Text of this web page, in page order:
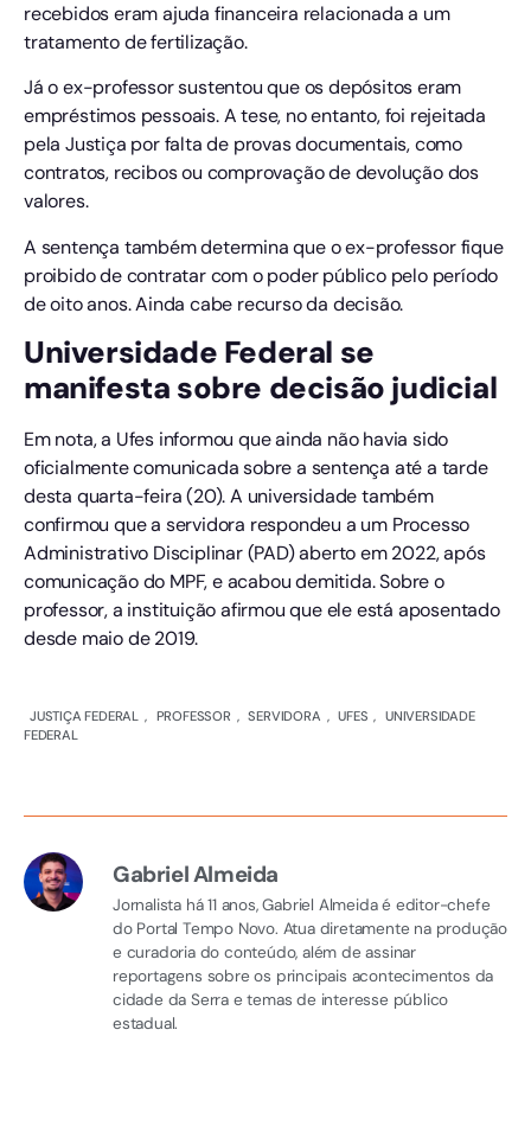
recebidos eram ajuda financeira relacionada a um
tratamento de fertilização.
Já o ex-professor sustentou que os depósitos eram
empréstimos pessoais. A tese, no entanto, foi rejeitada
pela Justiça por falta de provas documentais, como
contratos, recibos ou comprovação de devolução dos
valores.
A sentença também determina que o ex-professor fique
proibido de contratar com o poder público pelo período
de oito anos. Ainda cabe recurso da decisão.
Universidade Federal se
manifesta sobre decisão judicial
Em nota, a Ufes informou que ainda não havia sido
oficialmente comunicada sobre a sentença até a tarde
desta quarta-feira (20). A universidade também
confirmou que a servidora respondeu a um Processo
Administrativo Disciplinar (PAD) aberto em 2022, após
comunicação do MPF, e acabou demitida. Sobre o
professor, a instituição afirmou que ele está aposentado
desde maio de 2019.
JUSTIÇA FEDERAL , PROFESSOR , SERVIDORA , UFES , UNIVERSIDADE
FEDERAL
Gabriel Almeida
Jornalista há 11 anos, Gabriel Almeida é editor-chefe
do Portal Tempo Novo. Atua diretamente na produção
e curadoria do conteúdo, além de assinar
reportagens sobre os principais acontecimentos da
cidade da Serra e temas de interesse público
estadual.